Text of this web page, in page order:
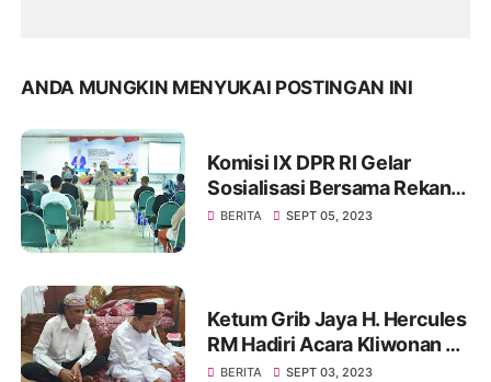
ANDA MUNGKIN MENYUKAI POSTINGAN INI
Komisi IX DPR RI Gelar
Sosialisasi Bersama Rekan
Mitra Kerjanya BKKBN di
BERITA SEPT 05, 2023
Ketum Grib Jaya H. Hercules
RM Hadiri Acara Kliwonan di
Pekalongan dan Milad Ke 11
BERITA SEPT 03, 2023